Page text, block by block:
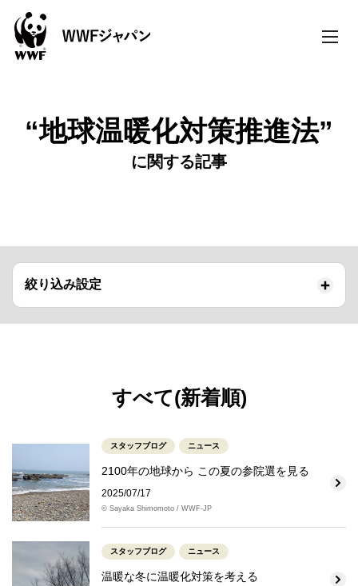
toggle
“地球温暖化対策推進法”
に関する記事
絞り込み設定
すべて(新着順)
スタッフブログ ニュース
2100年の地球から この夏の参院選を見る
2025/07/17
© Sayaka Shimomoto / WWF-JP
スタッフブログ ニュース
温暖な冬に温暖化対策を考える